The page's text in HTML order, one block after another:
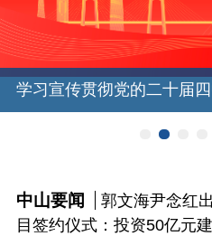
学习宣传贯彻党的二十届
中山要闻
郭文海尹念红
目签约仪式：投资50亿元